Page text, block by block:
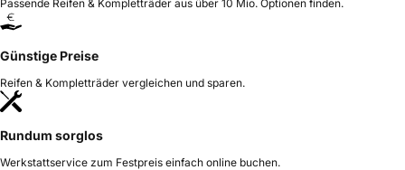
Passende Reifen & Kompletträder aus über 10 Mio. Optionen finden.
Günstige Preise
Reifen & Kompletträder vergleichen und sparen.
Rundum sorglos
Werkstattservice zum Festpreis einfach online buchen.